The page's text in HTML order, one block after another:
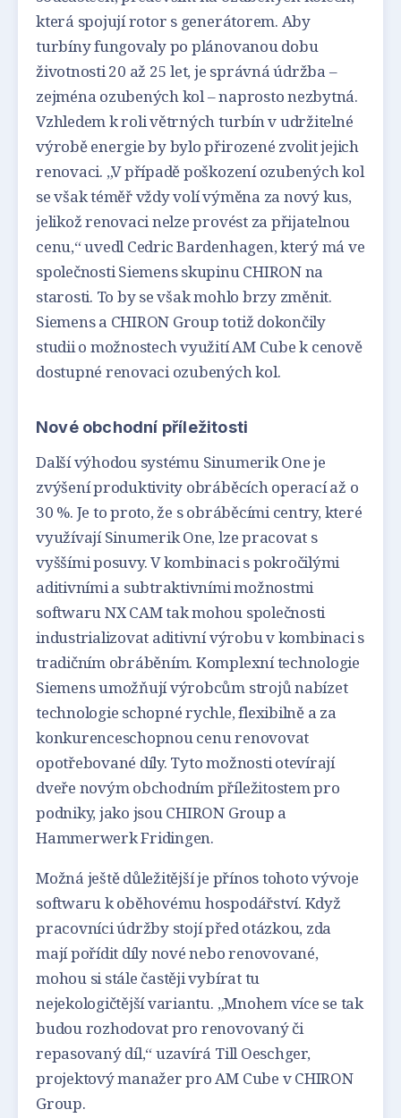
která spojují rotor s generátorem. Aby
turbíny fungovaly po plánovanou dobu
životnosti 20 až 25 let, je správná údržba –
zejména ozubených kol – naprosto nezbytná.
Vzhledem k roli větrných turbín v udržitelné
výrobě energie by bylo přirozené zvolit jejich
renovaci. „V případě poškození ozubených kol
se však téměř vždy volí výměna za nový kus,
jelikož renovaci nelze provést za přijatelnou
cenu,“ uvedl Cedric Bardenhagen, který má ve
společnosti Siemens skupinu CHIRON na
starosti. To by se však mohlo brzy změnit.
Siemens a CHIRON Group totiž dokončily
studii o možnostech využití AM Cube k cenově
dostupné renovaci ozubených kol.
Nové obchodní příležitosti
Další výhodou systému Sinumerik One je
zvýšení produktivity obráběcích operací až o
30 %. Je to proto, že s obráběcími centry, které
využívají Sinumerik One, lze pracovat s
vyššími posuvy. V kombinaci s pokročilými
aditivními a subtraktivními možnostmi
softwaru NX CAM tak mohou společnosti
industrializovat aditivní výrobu v kombinaci s
tradičním obráběním. Komplexní technologie
Siemens umožňují výrobcům strojů nabízet
technologie schopné rychle, flexibilně a za
konkurenceschopnou cenu renovovat
opotřebované díly. Tyto možnosti otevírají
dveře novým obchodním příležitostem pro
podniky, jako jsou CHIRON Group a
Hammerwerk Fridingen.
Možná ještě důležitější je přínos tohoto vývoje
softwaru k oběhovému hospodářství. Když
pracovníci údržby stojí před otázkou, zda
mají pořídit díly nové nebo renovované,
mohou si stále častěji vybírat tu
nejekologičtější variantu. „Mnohem více se tak
budou rozhodovat pro renovovaný či
repasovaný díl,“ uzavírá Till Oeschger,
projektový manažer pro AM Cube v CHIRON
Group.